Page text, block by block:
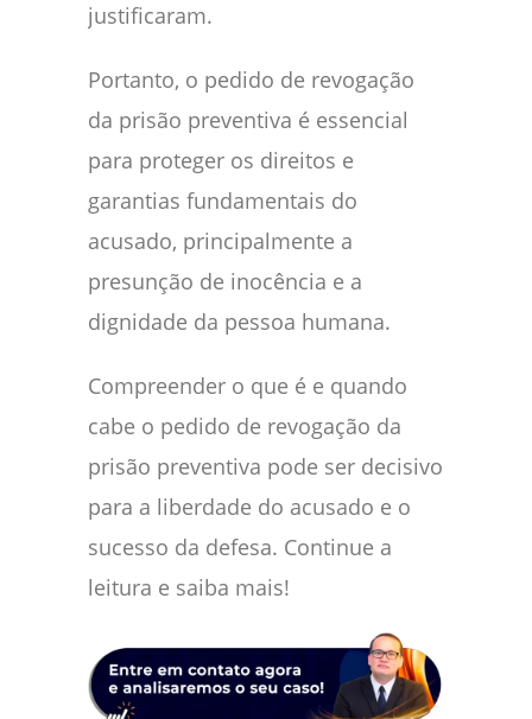
justificaram.
Portanto, o pedido de revogação
da prisão preventiva é essencial
para proteger os direitos e
garantias fundamentais do
acusado, principalmente a
presunção de inocência e a
dignidade da pessoa humana.
Compreender o que é e quando
cabe o pedido de revogação da
prisão preventiva pode ser decisivo
para a liberdade do acusado e o
sucesso da defesa. Continue a
leitura e saiba mais!